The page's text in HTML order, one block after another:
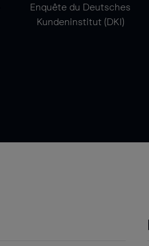
Enquête du Deutsches
Kundeninstitut (DKI)